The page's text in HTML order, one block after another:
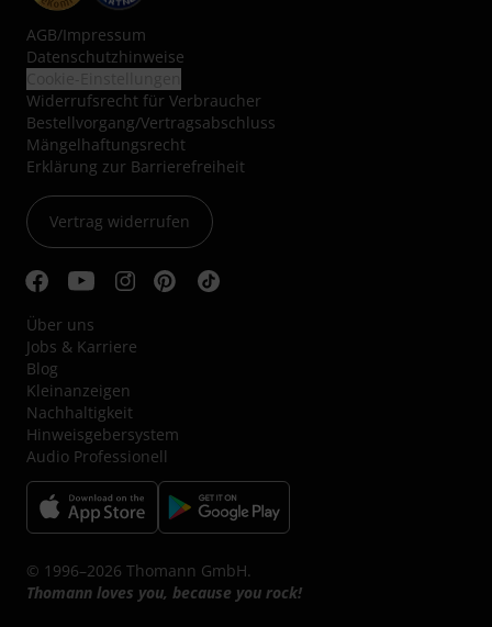
AGB/Impressum
Datenschutzhinweise
Widerrufsrecht für Verbraucher
Bestellvorgang/Vertragsabschluss
Mängelhaftungsrecht
Erklärung zur Barrierefreiheit
Vertrag widerrufen
Über uns
Jobs & Karriere
Blog
Kleinanzeigen
Nachhaltigkeit
Hinweisgebersystem
Audio Professionell
© 1996–2026 Thomann GmbH.
Thomann loves you, because you rock!